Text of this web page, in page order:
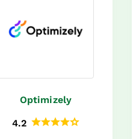
Optimizely
4.2